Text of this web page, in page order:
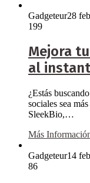
Gadgeteur28
199
Mejora
al
¿Estás
sociales sea
SleekBio,…
Más
Gadgeteur14
86